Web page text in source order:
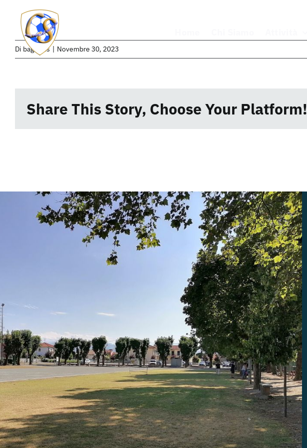
contenuto
Di bagubits | Novembre 30, 2023
Share This Story, Choose Your Platform!